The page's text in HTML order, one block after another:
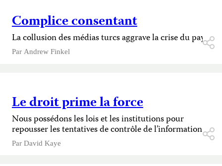
Complice consentant
La collusion des médias turcs aggrave la crise du pays.
Par Andrew Finkel
Le droit prime la force
Nous possédons les lois et les institutions pour
repousser les tentatives de contrôle de l’information.
Par David Kaye